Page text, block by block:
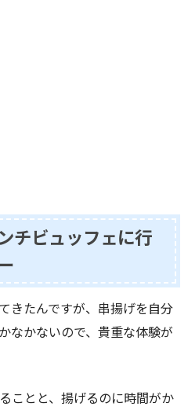
チビュッフェに行
きたんですが、串揚げを自分
なかないので、貴重な体験が
ことと、揚げるのに時間がか